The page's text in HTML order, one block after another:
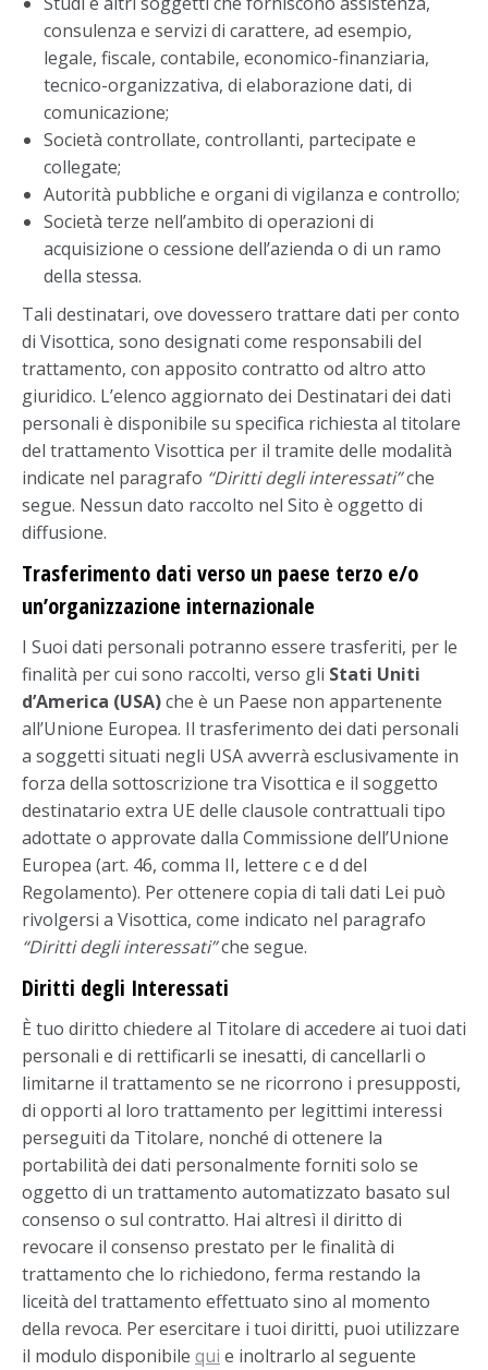
consulenza e servizi di carattere, ad esempio,
legale, fiscale, contabile, economico-finanziaria,
tecnico-organizzativa, di elaborazione dati, di
comunicazione;
Società controllate, controllanti, partecipate e
collegate;
Autorità pubbliche e organi di vigilanza e controllo;
Società terze nell’ambito di operazioni di
acquisizione o cessione dell’azienda o di un ramo
della stessa.
Tali destinatari, ove dovessero trattare dati per conto
di Visottica, sono designati come responsabili del
trattamento, con apposito contratto od altro atto
giuridico. L’elenco aggiornato dei Destinatari dei dati
personali è disponibile su specifica richiesta al titolare
del trattamento Visottica per il tramite delle modalità
indicate nel paragrafo “Diritti degli interessati”che
segue. Nessun dato raccolto nel Sito è oggetto di
diffusione.
Trasferimento dati verso un paese terzo e/o
un’organizzazione internazionale
I Suoi dati personali potranno essere trasferiti, per le
finalità per cui sono raccolti, verso gli Stati Uniti
d’America (USA)che è un Paese non appartenente
all’Unione Europea. Il trasferimento dei dati personali
a soggetti situati negli USA avverrà esclusivamente in
forza della sottoscrizione tra Visottica e il soggetto
destinatario extra UE delle clausole contrattuali tipo
adottate o approvate dalla Commissione dell’Unione
Europea (art. 46, comma II, lettere c e d del
Regolamento). Per ottenere copia di tali dati Lei può
rivolgersi a Visottica, come indicato nel paragrafo
“Diritti degli interessati”che segue.
Diritti degli Interessati
È tuo diritto chiedere al Titolare di accedere ai tuoi dati
personali e di rettificarli se inesatti, di cancellarli o
limitarne il trattamento se ne ricorrono i presupposti,
di opporti al loro trattamento per legittimi interessi
perseguiti da Titolare, nonché di ottenere la
portabilità dei dati personalmente forniti solo se
oggetto di un trattamento automatizzato basato sul
consenso o sul contratto. Hai altresì il diritto di
revocare il consenso prestato per le finalità di
trattamento che lo richiedono, ferma restando la
liceità del trattamento effettuato sino al momento
della revoca. Per esercitare i tuoi diritti, puoi utilizzare
il modulo disponibile qui e inoltrarlo al seguente